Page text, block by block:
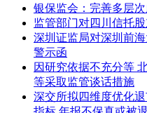
银保监会：完善多层
监管部门对四川信托
深圳证监局对深圳前
警示函
因研究依据不充分等
等采取监管谈话措施
深交所拟四维度优化